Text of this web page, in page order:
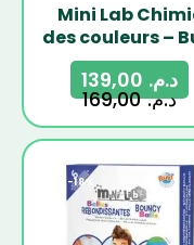
Mini Lab
des couleurs –
د.م.169,00
د.م.
-18%